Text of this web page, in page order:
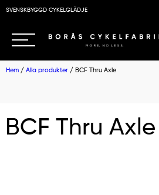
SVENSKBYGGD CYKELGLÄDJE
Hem / Alla produkter / BCF Thru Axle
BCF Thru Axle